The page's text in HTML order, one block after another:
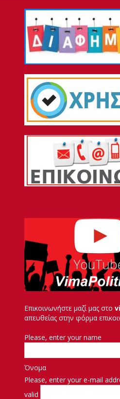
Επικοινωνήστε μαζί μας στο
απευθείας στην φόρμα
Please, enter your name
Όνομα
Please, enter your e-mail
valid